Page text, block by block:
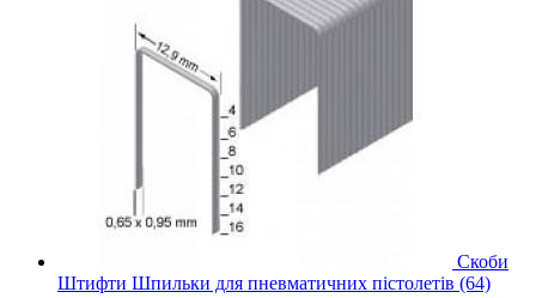
Скоби
Штифти Шпильки для пневматичних пістолетів (64)